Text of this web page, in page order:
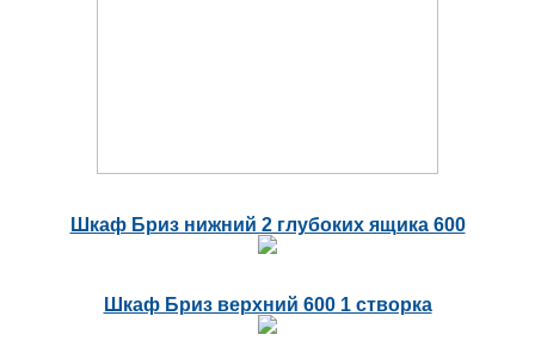
Шкаф Бриз нижний 2 глубоких ящика 600
Шкаф Бриз верхний 600 1 створка